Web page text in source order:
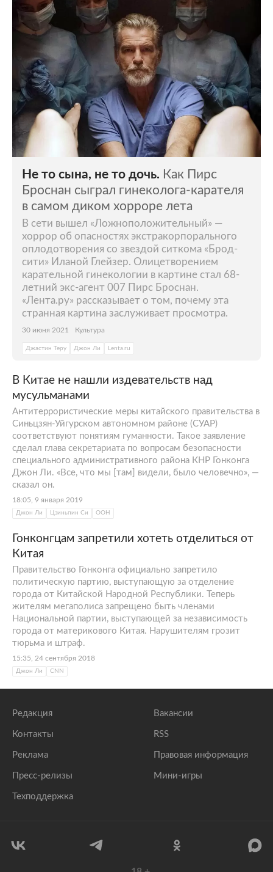
Не то сына, не то дочь. Как Пирс
Броснан сыграл гинеколога-карателя
в самом диком хорроре лета
В сети вышел «Ложноположительный» —
хоррор об опасностях экстракорпорального
оплодотворения со звездой ситкома «Брод-
сити» Иланой Глейзер. Олицетворением
карательной гинекологии в картине стал 68-
летний экс-агент 007 Пирс Броснан.
«Лента.ру» рассказывает о том, почему эта
странная картина заслуживает просмотра.
30 июня 2021 Культура
Джастин Теру Джон Ли Lenta.ru
В Китае не нашли издевательств над
мусульманами
Антитеррористические меры китайского правительства в
Синьцзян-Уйгурском автономном районе (СУАР)
соответствуют понятиям гуманности. Такое заявление
сделал глава секретариата по вопросам безопасности
специального административного района КНР Гонконга
Джон Ли. «Все, что мы [там] видели, было человечно», —
сказал он.
18:05, 9 января 2019
Джон Ли Цзиньпин Си ООН
Гонконгцам запретили хотеть отделиться от
Китая
Правительство Гонконга официально запретило
политическую партию, выступающую за отделение
города от Китайской Народной Республики. Теперь
жителям мегаполиса запрещено быть членами
Национальной партии, выступающей за независимость
города от материкового Китая. Нарушителям грозит
тюрьма и штраф.
15:35, 24 сентября 2018
Джон Ли CNN
Редакция
Контакты
Реклама
Пресс-релизы
Техподдержка
Вакансии
RSS
Правовая информация
Мини-игры